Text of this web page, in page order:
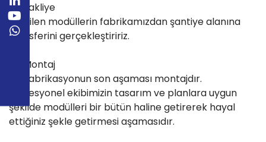
3- Nakliye
Üretilen modüllerin fabrikamızdan şantiye alanına
transferini gerçekleştiririz.
4- Montaj
Prefabrikasyonun son aşaması montajdır.
Profesyonel ekibimizin tasarım ve planlara uygun
şekilde modülleri bir bütün haline getirerek hayal
ettiğiniz şekle getirmesi aşamasıdır.